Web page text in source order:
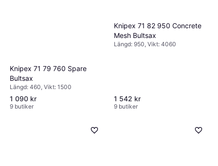
Knipex 71 79 760 Spare
Bultsax
Längd: 460, Vikt: 1500
1 090 kr
9 butiker
Knipex 71 82 950 Concrete
Mesh Bultsax
Längd: 950, Vikt: 4060
1 542 kr
9 butiker